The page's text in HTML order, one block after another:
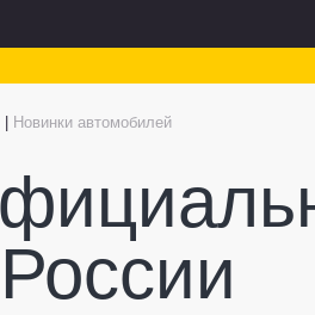
Новинки автомобилей